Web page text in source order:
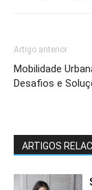
Artigo anterior
Mobilidade
Desafios e
ARTIGOS